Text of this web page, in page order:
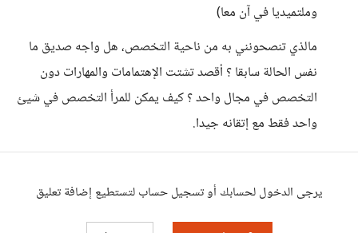
وملتميديا في آن معا)
مالذي تنصحونني به من ناحية التخصص، هل واجه صديق ما
نفس الحالة سابقا ؟ أقصد تشتت الإهتمامات والمهارات دون
التخصص في مجال واحد ؟ كيف يمكن للمرأ التخصص في شيئ
واحد فقط مع إتقانه جيدا.
يرجى الدخول لحسابك أو تسجيل حساب لتستطيع إضافة تعليق